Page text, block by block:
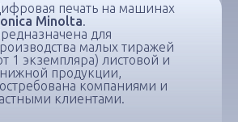
печать на машинах
Minolta.
для
малых тиражей
1 экземпляра) листовой и
продукции,
компаниями и
клиентами.